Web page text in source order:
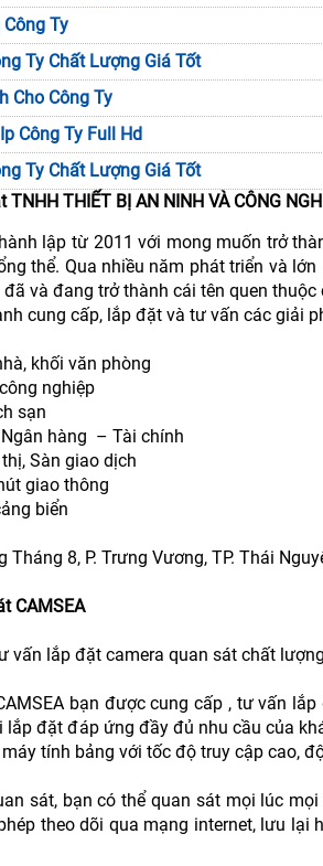
Ty
Ty Chất Lượng Giá Tốt
Cho Công Ty
Công Ty Full Hd
Ty Chất Lượng Giá Tốt
THIẾT BỊ AN NINH VÀ CÔNG
lập từ 2011 với mong muốn trở
thể. Qua nhiều năm phát triển và
đã và đang trở thành cái tên quen
cung cấp, lắp đặt và tư vấn các giải
khối văn phòng
nghiệp
sạn
hàng – Tài chính
Sàn giao dịch
giao thông
biển
8, P. Trưng Vương, TP. Thái
CAMSEA
vấn lắp đặt camera quan sát chất
bạn được cung cấp , tư vấn
lắp đặt đáp ứng đầy đủ nhu cầu của
tính bảng với tốc độ truy cập cao,
sát, bạn có thể quan sát mọi lúc
theo dõi qua mạng internet, lưu